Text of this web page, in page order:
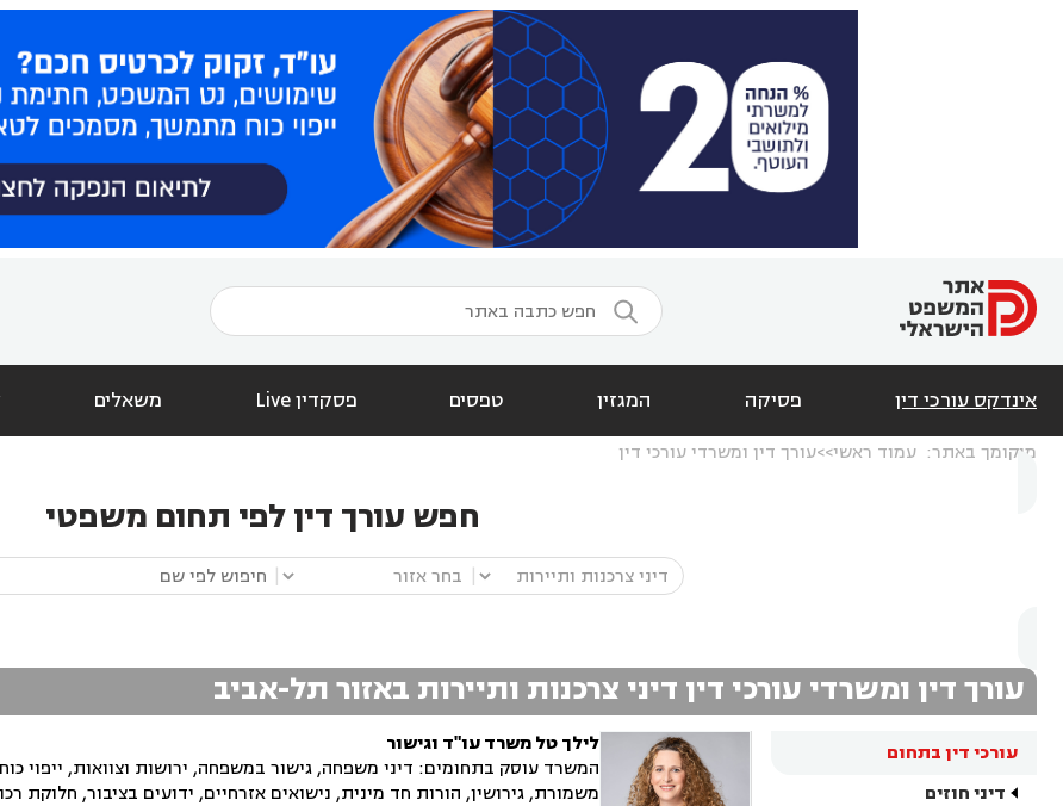

אינדקס עורכי דין פסיקה המגזין טפסים פסקדין Live משאלים
מיקומך באתר: עמוד ראשי עורך דין ומשרדי עורכי דין
חפש עורך דין לפי תחום משפטי
עורך דין ומשרדי עורכי דין דיני צרכנות ותיירות באזור תל-אביב
עורכי דין בתחום
דיני חוזים
לילך טל משרד עו"ד וגישור
המשרד עוסק בתחומים: דיני משפחה, גישור במשפחה, ירושות וצוואות, ייפוי
משמורת, גירושין, הורות חד מינית, נישואים אזרחיים, ידועים בציבור,